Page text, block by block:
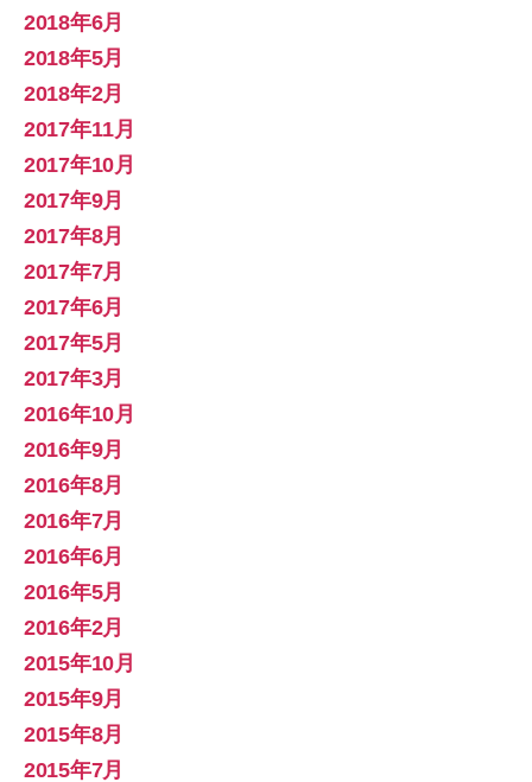
2018年6月
2018年5月
2018年2月
2017年11月
2017年10月
2017年9月
2017年8月
2017年7月
2017年6月
2017年5月
2017年3月
2016年10月
2016年9月
2016年8月
2016年7月
2016年6月
2016年5月
2016年2月
2015年10月
2015年9月
2015年8月
2015年7月